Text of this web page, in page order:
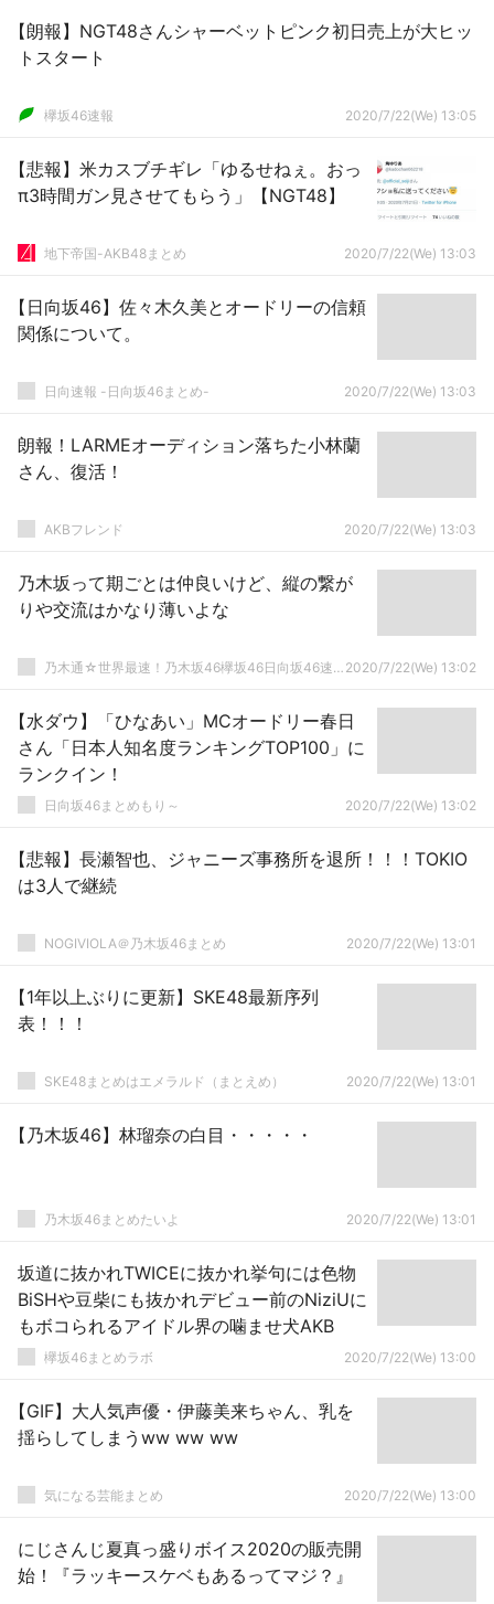
【朗報】NGT48さんシャーベットピンク初日売上が大ヒッ
トスタート
欅坂46速報 2020/7/22(We) 13:05
【悲報】米カスブチギレ「ゆるせねぇ。おっ
π3時間ガン見させてもらう」【NGT48】
地下帝国-AKB48まとめ 2020/7/22(We) 13:03
【日向坂46】佐々木久美とオードリーの信頼
関係について。
日向速報 -日向坂46まとめ- 2020/7/22(We) 13:03
朗報！LARMEオーディション落ちた小林蘭
さん、復活！
AKBフレンド 2020/7/22(We) 13:03
乃木坂って期ごとは仲良いけど、縦の繋が
りや交流はかなり薄いよな
乃木通☆世界最速！乃木坂46欅坂46日向坂46速報まとめ 2020/7/22(We) 13:02
【水ダウ】「ひなあい」MCオードリー春日
さん「日本人知名度ランキングTOP100」に
ランクイン！
日向坂46まとめもり～ 2020/7/22(We) 13:02
【悲報】長瀬智也、ジャニーズ事務所を退所！！！TOKIO
は3人で継続
NOGIVIOLA＠乃木坂46まとめ 2020/7/22(We) 13:01
【1年以上ぶりに更新】SKE48最新序列
表！！！
SKE48まとめはエメラルド（まとえめ） 2020/7/22(We) 13:01
【乃木坂46】林瑠奈の白目・・・・・
乃木坂46まとめたいよ 2020/7/22(We) 13:01
坂道に抜かれTWICEに抜かれ挙句には色物
BiSHや豆柴にも抜かれデビュー前のNiziUに
もボコられるアイドル界の噛ませ犬AKB
欅坂46まとめラボ 2020/7/22(We) 13:00
【GIF】大人気声優・伊藤美来ちゃん、乳を
揺らしてしまうww ww ww
気になる芸能まとめ 2020/7/22(We) 13:00
にじさんじ夏真っ盛りボイス2020の販売開
始！『ラッキースケベもあるってマジ？』